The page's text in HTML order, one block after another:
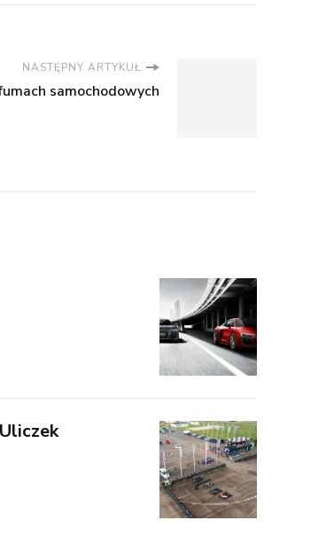
NASTĘPNY ARTYKUŁ
samochodowych